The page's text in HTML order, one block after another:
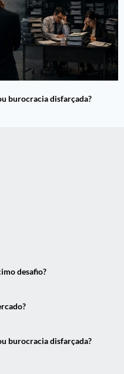
burocracia disfarçada?
desafio?
burocracia disfarçada?